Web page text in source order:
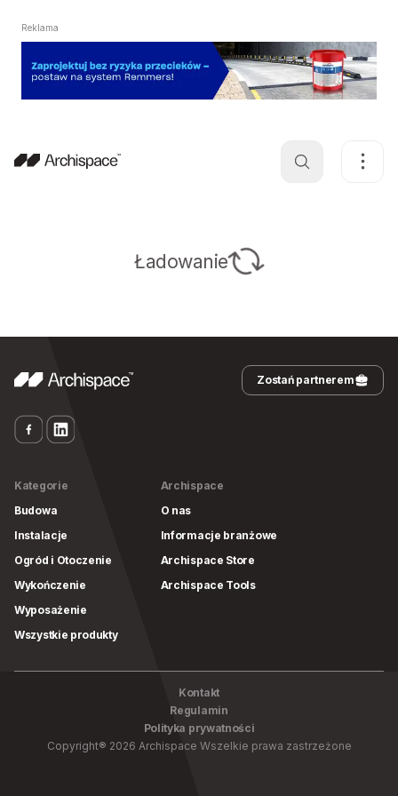
Reklama
Ładowanie
Zostań partnerem
Kategorie
Budowa
Instalacje
Ogród i Otoczenie
Wykończenie
Wyposażenie
Wszystkie produkty
Archispace
O nas
Informacje branżowe
Archispace Store
Archispace Tools
Kontakt
Regulamin
Polityka prywatności
Copyright® 2026 Archispace Wszelkie prawa zastrzeżone